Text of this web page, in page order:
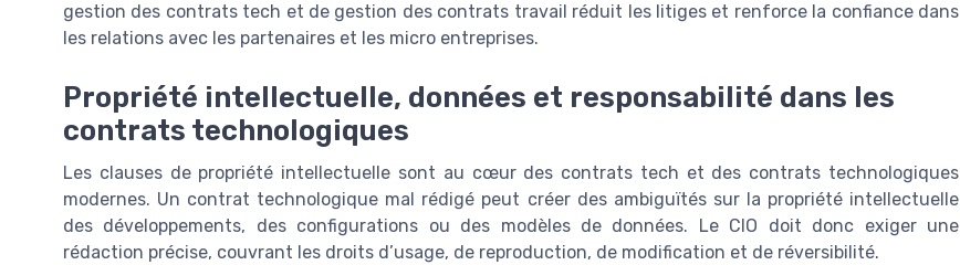
gestion des contrats tech et de gestion des contrats travail réduit les litiges et renforce la confiance dans
les relations avec les partenaires et les micro entreprises.
Propriété intellectuelle, données et responsabilité dans les
contrats technologiques
Les clauses de propriété intellectuelle sont au cœur des contrats tech et des contrats technologiques
modernes. Un contrat technologique mal rédigé peut créer des ambiguïtés sur la propriété intellectuelle
des développements, des configurations ou des modèles de données. Le CIO doit donc exiger une
rédaction précise, couvrant les droits d’usage, de reproduction, de modification et de réversibilité.